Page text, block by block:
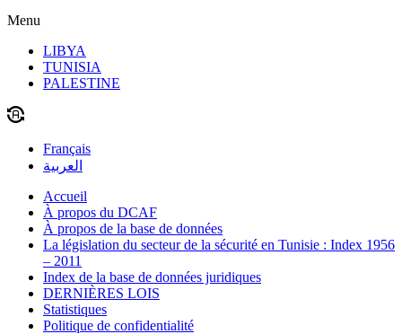
Menu
LIBYA
TUNISIA
PALESTINE
Français
العربية
Accueil
À propos du DCAF
À propos de la base de données
La législation du secteur de la sécurité en Tunisie : Index 1956
– 2011
Index de la base de données juridiques
DERNIÈRES LOIS
Statistiques
Politique de confidentialité